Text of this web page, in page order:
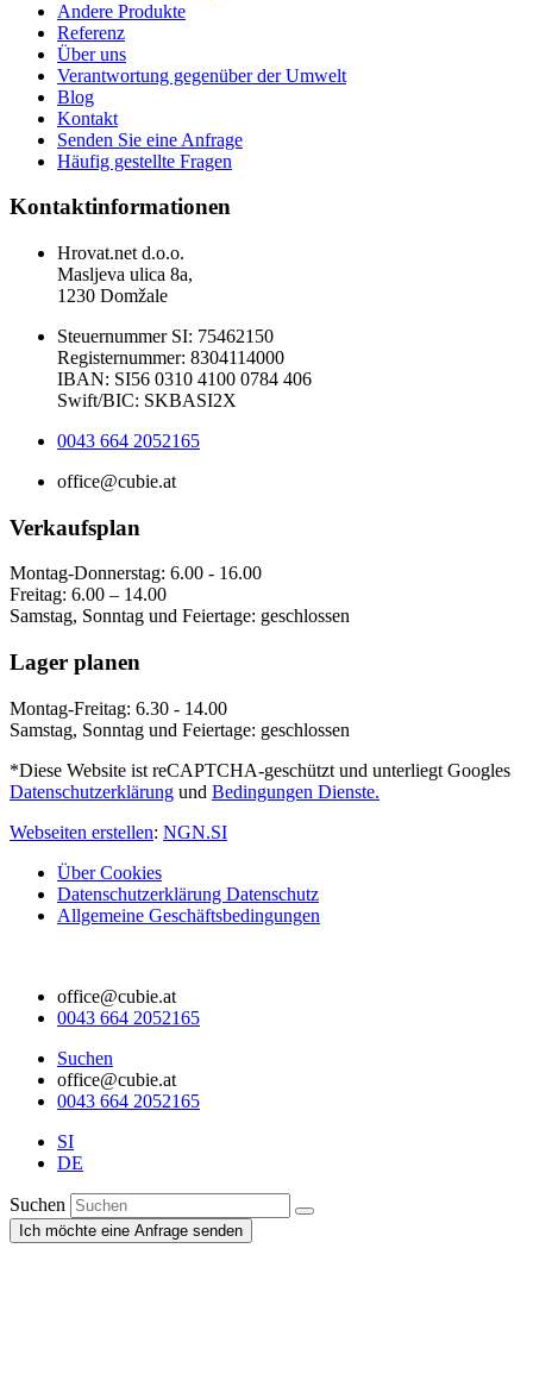
Andere Produkte
Referenz
Über uns
Verantwortung gegenüber der Umwelt
Blog
Kontakt
Senden Sie eine Anfrage
Häufig gestellte Fragen
Kontaktinformationen
Hrovat.net d.o.o.
Masljeva ulica 8a,
1230 Domžale
Steuernummer SI: 75462150
Registernummer: 8304114000
IBAN: SI56 0310 4100 0784 406
Swift/BIC: SKBASI2X
0043 664 2052165
office@cubie.at
Verkaufsplan
Montag-Donnerstag: 6.00 - 16.00
Freitag: 6.00 – 14.00
Samstag, Sonntag und Feiertage: geschlossen
Lager planen
Montag-Freitag: 6.30 - 14.00
Samstag, Sonntag und Feiertage: geschlossen
*Diese Website ist reCAPTCHA-geschützt und unterliegt Googles
Datenschutzerklärung und Bedingungen Dienste.
Webseiten erstellen: NGN.SI
Über Cookies
Datenschutzerklärung Datenschutz
Allgemeine Geschäftsbedingungen
office@cubie.at
0043 664 2052165
Suchen
office@cubie.at
0043 664 2052165
SI
DE
Suchen
Ich möchte eine Anfrage senden